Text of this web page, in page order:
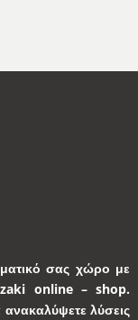
σας χώρο με
online – shop.
λύσεις